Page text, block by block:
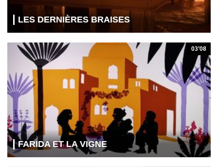
LES DERNIÈRES BRAISES
FARIDA ET LA VIGNE
03’08